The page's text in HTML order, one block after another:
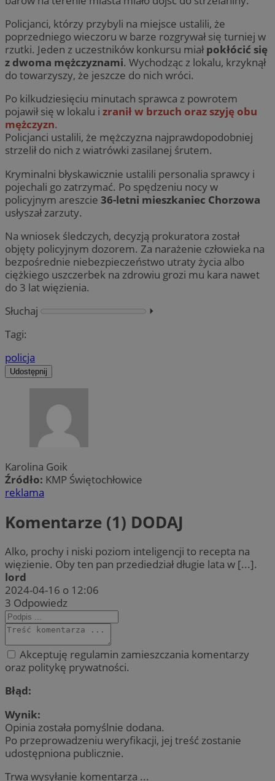
Policjanci, którzy przybyli na miejsce ustalili, że
poprzedniego wieczoru w barze rozgrywał się turniej w
rzutki. Jeden z uczestników konkursu miałpokłócić się
z dwoma mężczyznami. Wychodząc z lokalu, krzyknął
do towarzyszy, że jeszcze do nich wróci.
Po kilkudziesięciu minutach sprawca z powrotem
pojawił się w lokalu i zranił w brzuch oraz szyję obu
mężczyzn.
Policjanci ustalili, że mężczyzna najprawdopodobniej
strzelił do nich z wiatrówki zasilanej śrutem.
Kryminalni błyskawicznie ustalili personalia sprawcy i
pojechali go zatrzymać. Po spędzeniu nocy w
policyjnym areszcie 36-letni mieszkaniec Chorzowa
usłyszał zarzuty.
Na wniosek śledczych, decyzją prokuratora został
objęty policyjnym dozorem. Za narażenie człowieka na
bezpośrednie niebezpieczeństwo utraty życia albo
ciężkiego uszczerbek na zdrowiu grozi mu kara nawet
do 3 lat więzienia.
Słuchaj
⏵︎
Tagi:
policja
Udostępnij
Karolina Goik
Źródło: KMP Świętochłowice
reklama
Komentarze (1) DODAJ
Alko, prochy i niski poziom inteligencji to recepta na
więzienie. Oby ten pan przediedział długie lata w [...].
lord
2024-04-16 o 12:06
3 Odpowiedz
Akceptuję regulamin zamieszczania komentarzy
oraz politykę prywatności.
Błąd:
Wynik:
Opinia została pomyślnie dodana.
Po przeprowadzeniu weryfikacji, jej treść zostanie
udostępniona publicznie.
Trwa wysyłanie komentarza ...